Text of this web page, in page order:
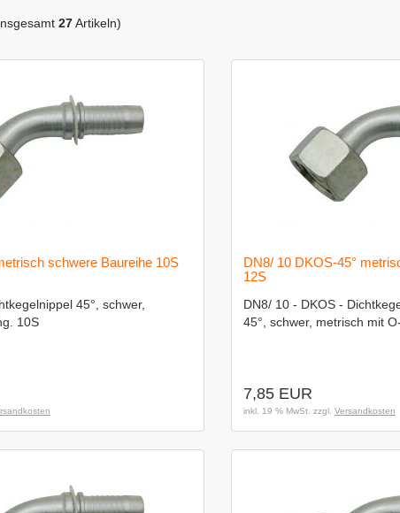
27Artikeln)
schwere Baureihe 10S
45°, schwer,
10S
DN8/ 10 DKOS-45°
12S
DN8/ 10 - DKOS -
45°, schwer, metrisch mit
7,85 EUR
inkl. 19 % MwSt. zzgl. Versandkosten